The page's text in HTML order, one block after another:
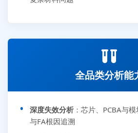
全品类分析能
深度失效分析 ：芯片、PCBA与
与FA根因追溯